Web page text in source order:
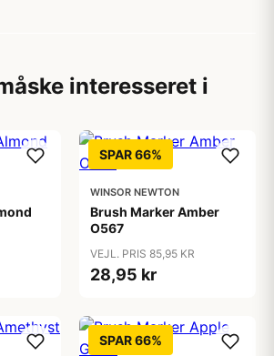
interesseret i
SPAR 66%
WINSOR NEWTON
Brush Marker Amber
O567
VEJL. PRIS 85,95 KR
28,95 kr
SPAR 66%